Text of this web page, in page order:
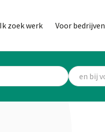
Ik zoek werk Voor bedrijven